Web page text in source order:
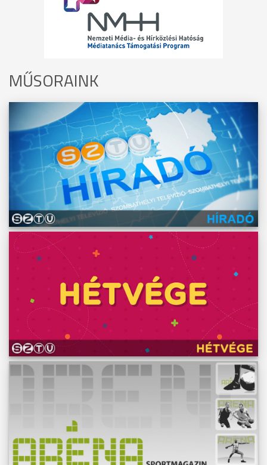
MŰSORAINK